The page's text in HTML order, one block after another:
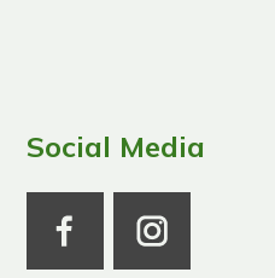
Social Media